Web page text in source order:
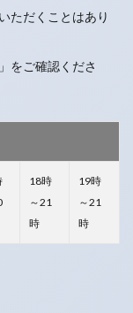
ただくことはあり
」をご確認くださ
18時
～21
時
19時
～21
時